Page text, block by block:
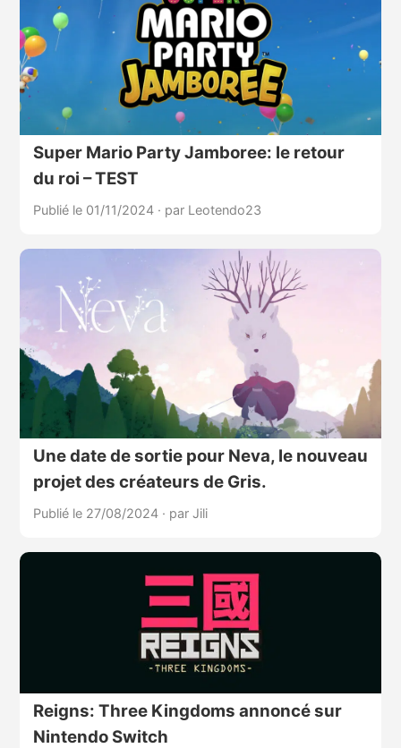
Super Mario Party Jamboree: le retour
du roi – TEST
Publié le 01/11/2024 · par Leotendo23
Une date de sortie pour Neva, le nouveau
projet des créateurs de Gris.
Publié le 27/08/2024 · par Jili
Reigns: Three Kingdoms annoncé sur
Nintendo Switch